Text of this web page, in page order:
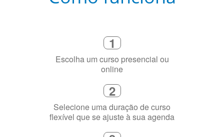
1
Escolha um curso presencial ou
online
2
Selecione uma duração de curso
flexível que se ajuste à sua agenda